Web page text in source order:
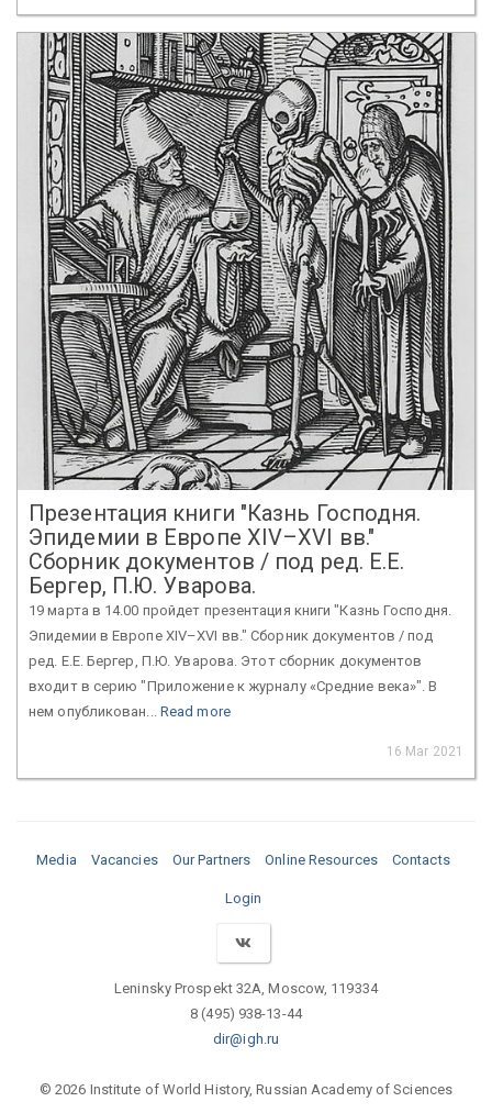
Презентация книги "Казнь Господня.
Эпидемии в Европе XIV–XVI вв."
Сборник документов / под ред. Е.Е.
Бергер, П.Ю. Уварова.
19 марта в 14.00 пройдет презентация книги "Казнь Господня.
Эпидемии в Европе XIV–XVI вв." Сборник документов / под
ред. Е.Е. Бергер, П.Ю. Уварова. Этот сборник документов
входит в серию "Приложение к журналу «Средние века»". В
нем опубликован... Read more
16 Mar 2021
Media Vacancies Our Partners Online Resources Contacts
Login
Leninsky Prospekt 32A, Moscow, 119334
8 (495) 938-13-44
dir@igh.ru
© 2026 Institute of World History, Russian Academy of Sciences